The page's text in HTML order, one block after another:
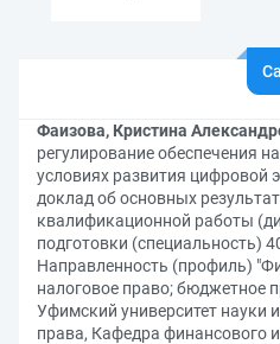
Фаизова, Кристина
регулирование обеспечения
условиях развития цифровой
доклад об основных
квалификационной работы
подготовки (специальность)
Направленность (профиль)
налоговое право; бюджетное
Уфимский университет науки
права, Кафедра финансового